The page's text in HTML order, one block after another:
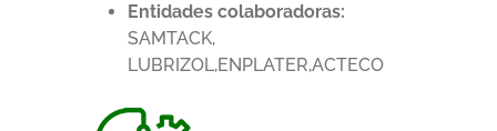
Entidades colaboradoras:
SAMTACK,
LUBRIZOL,ENPLATER,ACTECO